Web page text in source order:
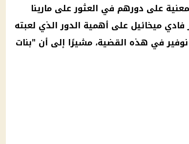
على دورهم في العثور على مارينا
ميخائيل على أهمية الدور الذي لعبته
نوفير في هذه القضية، مشيرًا إلى أن "بنات